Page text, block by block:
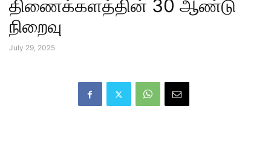
திணைக்களத்தின் 30 ஆண்டு
நிறைவு
July 29, 2025